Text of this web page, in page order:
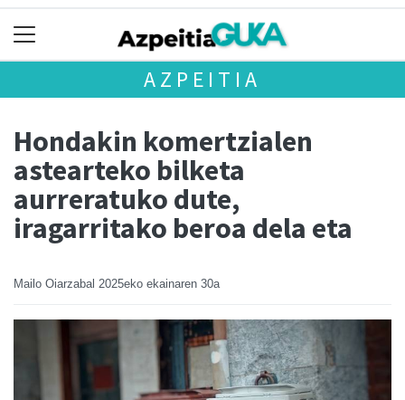
AZPEITIA
Hondakin komertzialen
astearteko bilketa
aurreratuko dute,
iragarritako beroa dela eta
Mailo Oiarzabal 2025eko ekainaren 30a